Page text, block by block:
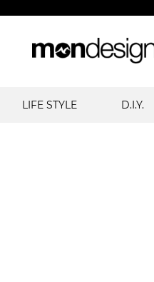
LIFE STYLE D.I.Y.